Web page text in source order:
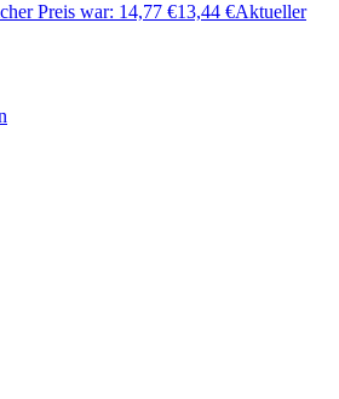
Preis war: 14,77 €13,44 €Aktueller